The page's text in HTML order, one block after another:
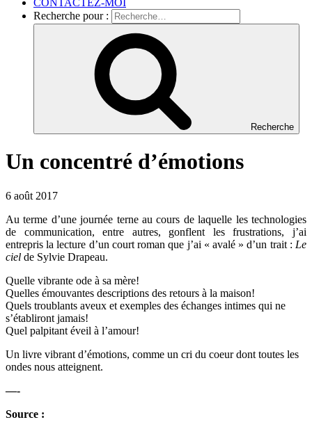
CONTACTEZ-MOI
Recherche pour :
Recherche
Un concentré d’émotions
6 août 2017
Au terme d’une journée terne au cours de laquelle les technologies
de communication, entre autres, gonflent les frustrations, j’ai
entrepris la lecture d’un court roman que j’ai « avalé » d’un trait : Le
ciel de Sylvie Drapeau.
Quelle vibrante ode à sa mère!
Quelles émouvantes descriptions des retours à la maison!
Quels troublants aveux et exemples des échanges intimes qui ne
s’établiront jamais!
Quel palpitant éveil à l’amour!
Un livre vibrant d’émotions, comme un cri du coeur dont toutes les
ondes nous atteignent.
—-
Source :